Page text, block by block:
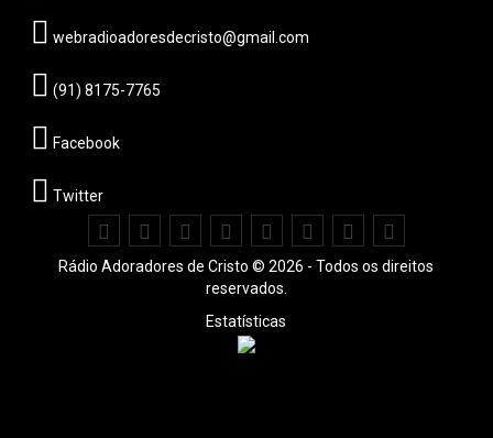
webradioadoresdecristo@gmail.com
(91) 8175-7765
Facebook
Twitter
Rádio Adoradores de Cristo © 2026 - Todos os direitos
reservados.
Estatísticas